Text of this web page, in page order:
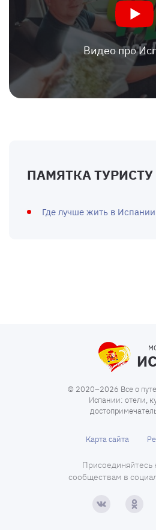
Видео про
ПАМЯТКА ТУРИСТУ
Где лучше жить в
© 2020–2026 Все о
Испании: отели,
Карта сайта
Присоединяйтесь
сообществам в